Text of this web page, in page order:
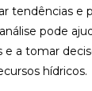
tendências e
pode
e a tomar
hídricos.